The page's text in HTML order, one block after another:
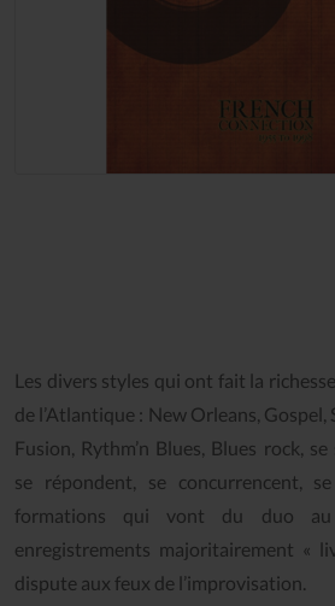
Les divers styles qui ont fait la
de l’Atlantique : New Orleans, Gospel,
Fusion, Rythm’n Blues, Blues rock,
se répondent, se concurrencent,
formations qui vont du duo au
enregistrements majoritairement «
dispute aux feux de l’improvisation.